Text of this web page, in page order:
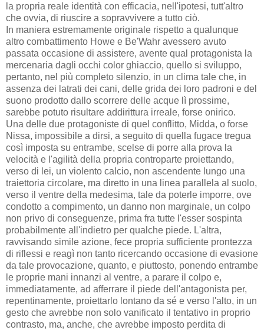
la propria reale identità con efficacia, nell'ipotesi, tutt'altro
che ovvia, di riuscire a sopravvivere a tutto ciò.
In maniera estremamente originale rispetto a qualunque
altro combattimento Howe e Be'Wahr avessero avuto
passata occasione di assistere, avente qual protagonista la
mercenaria dagli occhi color ghiaccio, quello si sviluppo,
pertanto, nel più completo silenzio, in un clima tale che, in
assenza dei latrati dei cani, delle grida dei loro padroni e del
suono prodotto dallo scorrere delle acque lì prossime,
sarebbe potuto risultare addirittura irreale, forse onirico.
Una delle due protagoniste di quel conflitto, Midda, o forse
Nissa, impossibile a dirsi, a seguito di quella fugace tregua
così imposta su entrambe, scelse di porre alla prova la
velocità e l'agilità della propria controparte proiettando,
verso di lei, un violento calcio, non ascendente lungo una
traiettoria circolare, ma diretto in una linea parallela al suolo,
verso il ventre della medesima, tale da poterle imporre, ove
condotto a compimento, un danno non marginale, un colpo
non privo di conseguenze, prima fra tutte l'esser sospinta
probabilmente all'indietro per qualche piede. L'altra,
ravvisando simile azione, fece propria sufficiente prontezza
di riflessi e reagì non tanto ricercando occasione di evasione
da tale provocazione, quanto, e piuttosto, ponendo entrambe
le proprie mani innanzi al ventre, a parare il colpo e,
immediatamente, ad afferrare il piede dell'antagonista per,
repentinamente, proiettarlo lontano da sé e verso l'alto, in un
gesto che avrebbe non solo vanificato il tentativo in proprio
contrasto, ma, anche, che avrebbe imposto perdita di